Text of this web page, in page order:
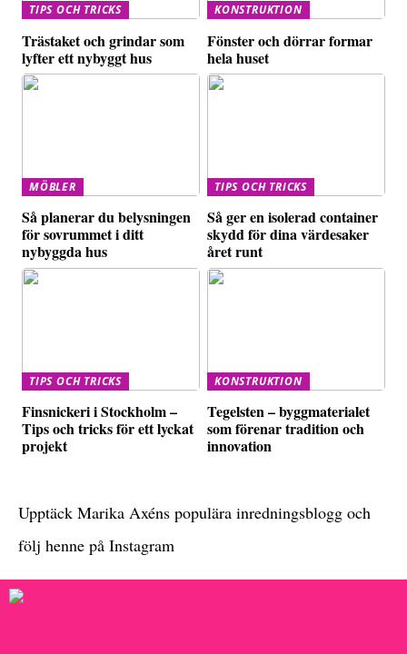
TIPS OCH TRICKS
Trästaket och grindar som
lyfter ett nybyggt hus
KONSTRUKTION
Fönster och dörrar formar
hela huset
MÖBLER
Så planerar du belysningen
för sovrummet i ditt
nybyggda hus
TIPS OCH TRICKS
Så ger en isolerad container
skydd för dina värdesaker
året runt
TIPS OCH TRICKS
Finsnickeri i Stockholm –
Tips och tricks för ett lyckat
projekt
KONSTRUKTION
Tegelsten – byggmaterialet
som förenar tradition och
innovation
Upptäck Marika Axéns populära inredningsblogg och
följ henne på Instagram